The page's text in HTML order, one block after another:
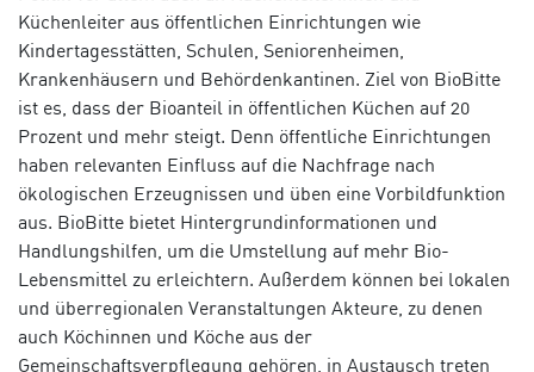
Küchenleiter aus öffentlichen Einrichtungen wie
Kindertagesstätten, Schulen, Seniorenheimen,
Krankenhäusern und Behördenkantinen. Ziel von BioBitte
ist es, dass der Bioanteil in öffentlichen Küchen auf 20
Prozent und mehr steigt. Denn öffentliche Einrichtungen
haben relevanten Einfluss auf die Nachfrage nach
ökologischen Erzeugnissen und üben eine Vorbildfunktion
aus. BioBitte bietet Hintergrundinformationen und
Handlungshilfen, um die Umstellung auf mehr Bio-
Lebensmittel zu erleichtern. Außerdem können bei lokalen
und überregionalen Veranstaltungen Akteure, zu denen
auch Köchinnen und Köche aus der
Gemeinschaftsverpflegung gehören, in Austausch treten